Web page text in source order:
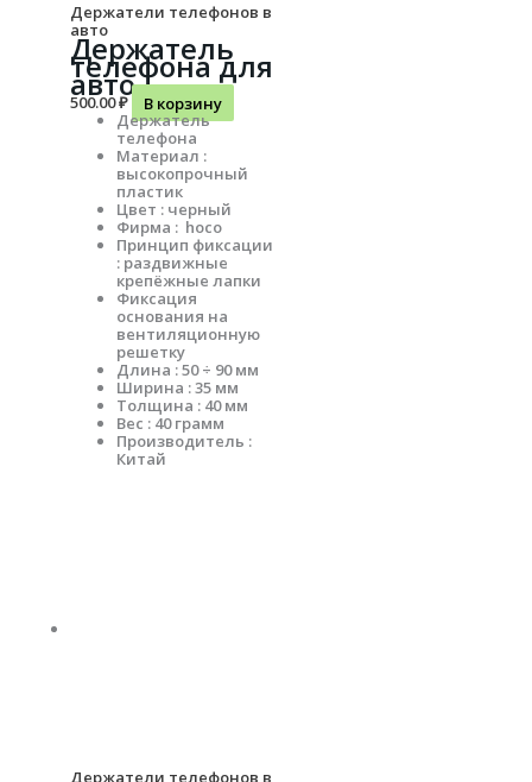
Держатели телефонов в
авто
Держатель
телефона для
авто
500.00₽
В корзину
Держатель
телефона
Материал :
высокопрочный
пластик
Цвет : черный
Фирма : hoco
Принцип фиксации
: раздвижные
крепёжные лапки
Фиксация
основания на
вентиляционную
решетку
Длина : 50 ÷ 90 мм
Ширина : 35 мм
Толщина : 40 мм
Вес : 40 грамм
Производитель :
Китай
Держатели телефонов в